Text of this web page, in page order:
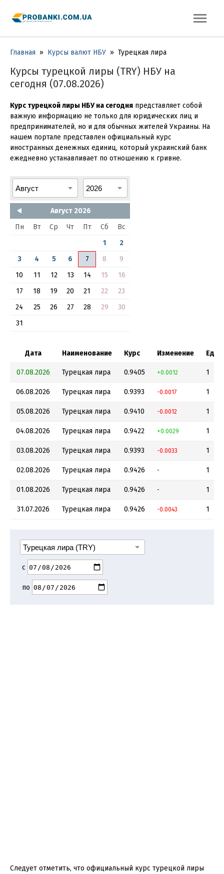
Главная » Курсы валют НБУ » Турецкая лира
Курсы турецкой лиры (TRY) НБУ на
сегодня (07.08.2026)
Курс турецкой лиры НБУ на сегодня представляет собой
важную информацию не только для юридических лиц и
предпринимателей, но и для обычных жителей Украины. На
нашем портале представлен официальный курс
иностранных денежных единиц, который украинский банк
ежедневно устанавливает по отношению к гривне.
Август 2026
Пн
Вт Ср Чт Пт Сб
Вс
1
2
3
4 5 6 7 8
9
10
11 12 13 14 15
16
17
18 19 20 21 22
23
24
25 26 27 28 29
30
31
Дата Наименование Курс Изменение
07.08.2026 Турецкая лира 0.9405 +0.0012 1
06.08.2026 Турецкая лира 0.9393 -0.0017 1
05.08.2026 Турецкая лира 0.9410 -0.0012 1
04.08.2026 Турецкая лира 0.9422 +0.0029 1
03.08.2026 Турецкая лира 0.9393 -0.0033 1
02.08.2026 Турецкая лира 0.9426 - 1
01.08.2026 Турецкая лира 0.9426 - 1
31.07.2026 Турецкая лира 0.9426 -0.0043 1
с
по
Следует отметить, что официальный курс турецкой лиры